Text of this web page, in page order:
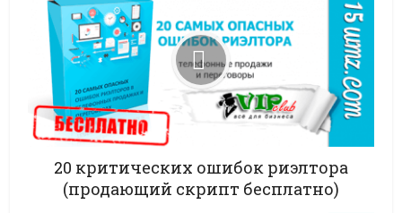
20 критических ошибок риэлтора
(продающий скрипт бесплатно)